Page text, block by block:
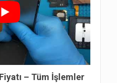
– Tüm İşlemler